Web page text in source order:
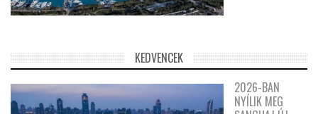
KEDVENCEK
2026-BAN
NYÍLIK MEG